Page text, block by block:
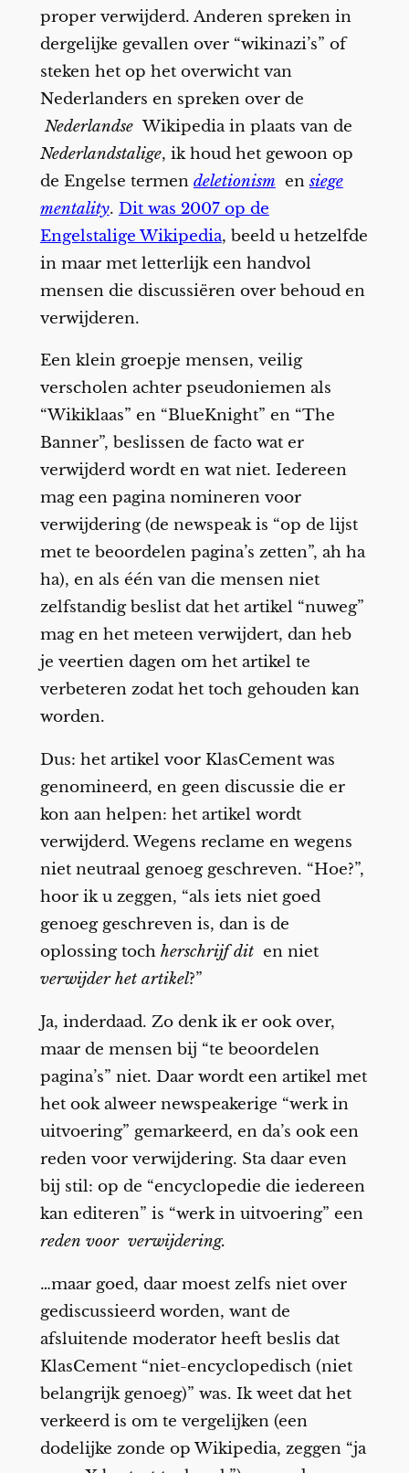
proper verwijderd. Anderen spreken in
dergelijke gevallen over “wikinazi’s” of
steken het op het overwicht van
Nederlanders en spreken over de
NederlandseWikipedia in plaats van de
Nederlandstalige, ik houd het gewoon op
de Engelse termen deletionismensiege
mentality. Dit was 2007 op de
Engelstalige Wikipedia, beeld u hetzelfde
in maar met letterlijk een handvol
mensen die discussiëren over behoud en
verwijderen.
Een klein groepje mensen, veilig
verscholen achter pseudoniemen als
“Wikiklaas” en “BlueKnight” en “The
Banner”, beslissen de facto wat er
verwijderd wordt en wat niet. Iedereen
mag een pagina nomineren voor
verwijdering (de newspeak is “op de lijst
met te beoordelen pagina’s zetten”, ah ha
ha), en als één van die mensen niet
zelfstandig beslist dat het artikel “nuweg”
mag en het meteen verwijdert, dan heb
je veertien dagen om het artikel te
verbeteren zodat het toch gehouden kan
worden.
Dus: het artikel voor KlasCement was
genomineerd, en geen discussie die er
kon aan helpen: het artikel wordt
verwijderd. Wegens reclame en wegens
niet neutraal genoeg geschreven. “Hoe?”,
hoor ik u zeggen, “als iets niet goed
genoeg geschreven is, dan is de
oplossing toch herschrijf diten niet
verwijder het artikel?”
Ja, inderdaad. Zo denk ik er ook over,
maar de mensen bij “te beoordelen
pagina’s” niet. Daar wordt een artikel met
het ook alweer newspeakerige “werk in
uitvoering” gemarkeerd, en da’s ook een
reden voor verwijdering. Sta daar even
bij stil: op de “encyclopedie die iedereen
kan editeren” is “werk in uitvoering” een
reden voor verwijdering.
…maar goed, daar moest zelfs niet over
gediscussieerd worden, want de
afsluitende moderator heeft beslis dat
KlasCement “niet-encyclopedisch (niet
belangrijk genoeg)” was. Ik weet dat het
verkeerd is om te vergelijken (een
dodelijke zonde op Wikipedia, zeggen “ja